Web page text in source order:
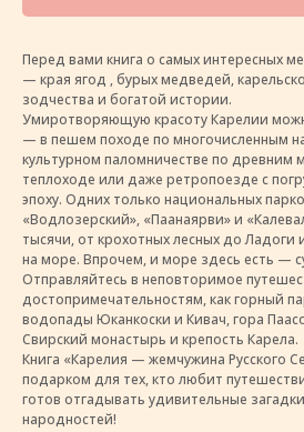
Перед вами книга о самых интересных
— края ягод , бурых медведей,
зодчества и богатой истории.
Умиротворяющую красоту Карелии
— в пешем походе по многочисленным
культурном паломничестве по древним
теплоходе или даже ретропоезде с
эпоху. Одних только национальных
«Водлозерский», «Паанаярви» и
тысячи, от крохотных лесных до
на море. Впрочем, и море здесь есть —
Отправляйтесь в неповторимое
достопримечательностям, как горный
водопады Юканкоски и Кивач, гора
Свирский монастырь и крепость Карела.
Книга «Карелия — жемчужина Русского
подарком для тех, кто любит
готов отгадывать удивительные
народностей!